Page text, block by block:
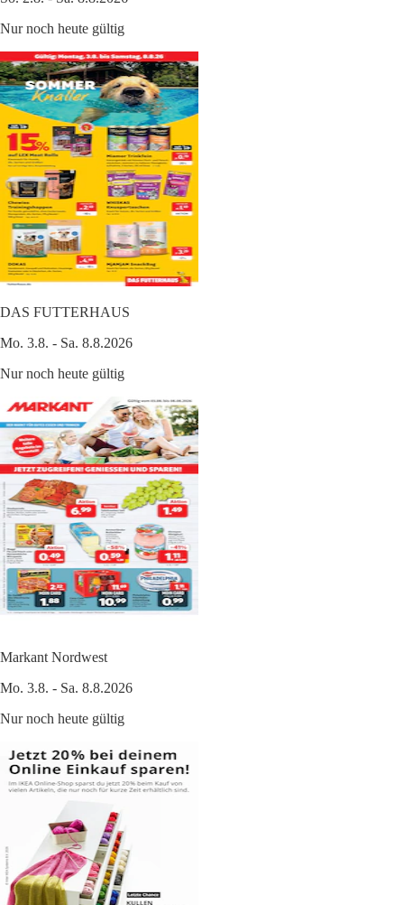
Nur noch heute gültig
DAS FUTTERHAUS
Mo. 3.8. - Sa. 8.8.2026
Nur noch heute gültig
Markant Nordwest
Mo. 3.8. - Sa. 8.8.2026
Nur noch heute gültig